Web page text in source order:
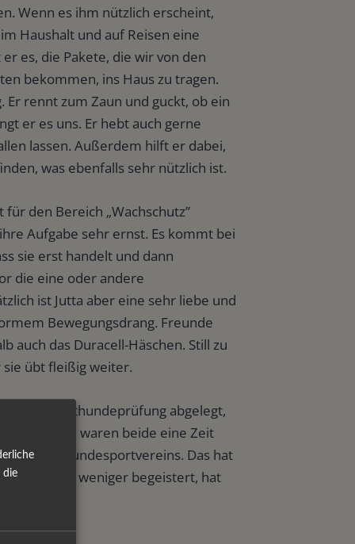
Wenn es ihm nützlich erscheint,
Haushalt und auf Reisen eine
es, die Pakete, die wir von den
bekommen, ins Haus zu tragen.
Er rennt zum Zaun und guckt, ob ein
er es uns. Er hebt auch gerne
lassen. Außerdem hilft er dabei,
was ebenfalls sehr nützlich ist.
für den Bereich „Wachschutz”
Aufgabe sehr ernst. Es kommt bei
sie erst handelt und dann
die eine oder andere
ist Jutta aber eine sehr liebe und
Bewegungsdrang. Freunde
auch das Duracell-Häschen. Still zu
übt fleißig weiter.
die Begleithundeprüfung abgelegt,
Außerdem waren beide eine Zeit
des Hundesportvereins. Das hat
Jaron war weniger begeistert, hat
die